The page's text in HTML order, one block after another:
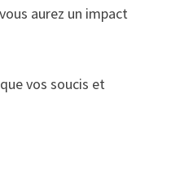
aurez un impact
vos soucis et